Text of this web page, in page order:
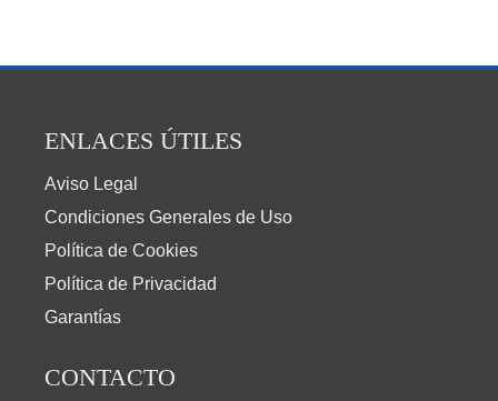
ENLACES ÚTILES
Aviso Legal
Condiciones Generales de Uso
Política de Cookies
Política de Privacidad
Garantías
CONTACTO